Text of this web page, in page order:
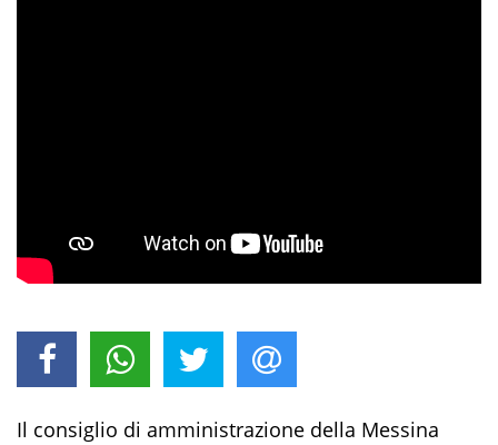
Il consiglio di amministrazione della Messina